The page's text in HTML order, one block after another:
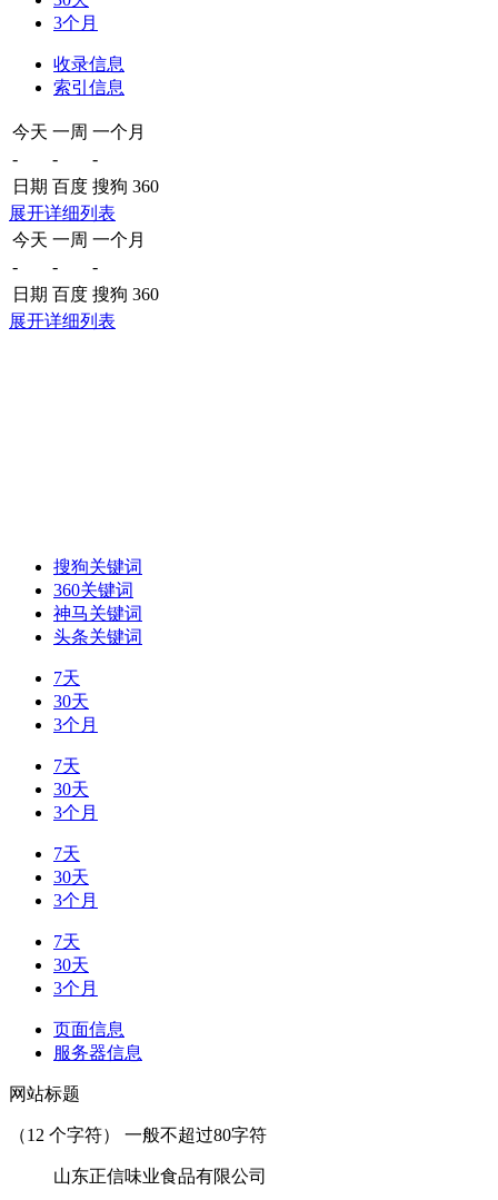
3个月
收录信息
索引信息
今天 一周 一个月
-
-
-
日期 百度 搜狗 360
展开详细列表
今天 一周 一个月
-
-
-
日期 百度 搜狗 360
展开详细列表
搜狗关键词
360关键词
神马关键词
头条关键词
7天
30天
3个月
7天
30天
3个月
7天
30天
3个月
7天
30天
3个月
页面信息
服务器信息
网站标题
（12 个字符） 一般不超过80字符
山东正信味业食品有限公司